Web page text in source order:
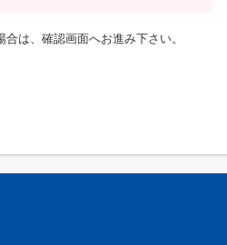
は、確認画面へお進み下さい。